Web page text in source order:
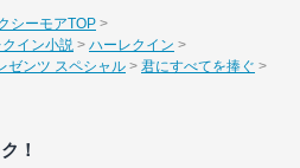
シーモアTOP
イン小説
ハーレクイン
ゼンツ スペシャル
君にすべてを捧ぐ
！